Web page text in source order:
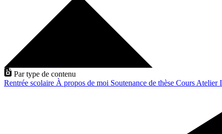
Par type de contenu
Rentrée scolaire À propos de moi Soutenance de thèse Cours Atelier